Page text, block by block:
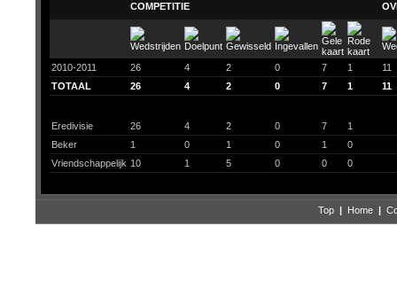
COMPETITIE
2010-2011 26 4 2 0 7 1
11
TOTAAL
26 4 2 0 7 1 11
Eredivisie 26 4 2 0 7
1
Beker
1 0 1 0 1
0
Vriendschappelijk 10 1 5 0 0 0
Top | Home |